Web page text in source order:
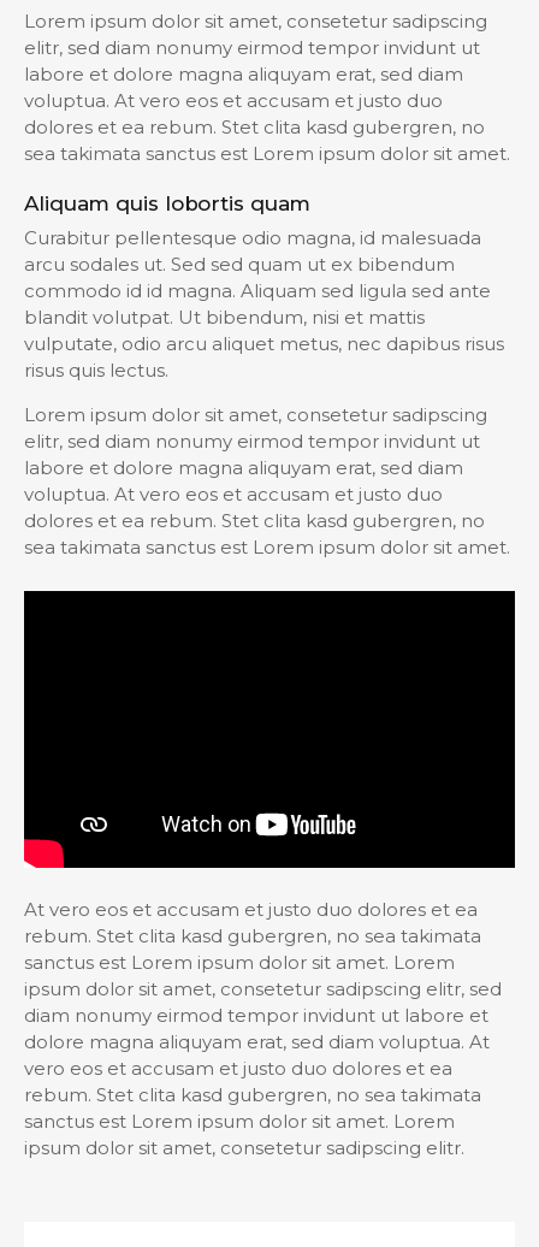
Lorem ipsum dolor sit amet, consetetur sadipscing
elitr, sed diam nonumy eirmod tempor invidunt ut
labore et dolore magna aliquyam erat, sed diam
voluptua. At vero eos et accusam et justo duo
dolores et ea rebum. Stet clita kasd gubergren, no
sea takimata sanctus est Lorem ipsum dolor sit amet.
Aliquam quis lobortis quam
Curabitur pellentesque odio magna, id malesuada
arcu sodales ut. Sed sed quam ut ex bibendum
commodo id id magna. Aliquam sed ligula sed ante
blandit volutpat. Ut bibendum, nisi et mattis
vulputate, odio arcu aliquet metus, nec dapibus risus
risus quis lectus.
Lorem ipsum dolor sit amet, consetetur sadipscing
elitr, sed diam nonumy eirmod tempor invidunt ut
labore et dolore magna aliquyam erat, sed diam
voluptua. At vero eos et accusam et justo duo
dolores et ea rebum. Stet clita kasd gubergren, no
sea takimata sanctus est Lorem ipsum dolor sit amet.
At vero eos et accusam et justo duo dolores et ea
rebum. Stet clita kasd gubergren, no sea takimata
sanctus est Lorem ipsum dolor sit amet. Lorem
ipsum dolor sit amet, consetetur sadipscing elitr, sed
diam nonumy eirmod tempor invidunt ut labore et
dolore magna aliquyam erat, sed diam voluptua. At
vero eos et accusam et justo duo dolores et ea
rebum. Stet clita kasd gubergren, no sea takimata
sanctus est Lorem ipsum dolor sit amet. Lorem
ipsum dolor sit amet, consetetur sadipscing elitr.